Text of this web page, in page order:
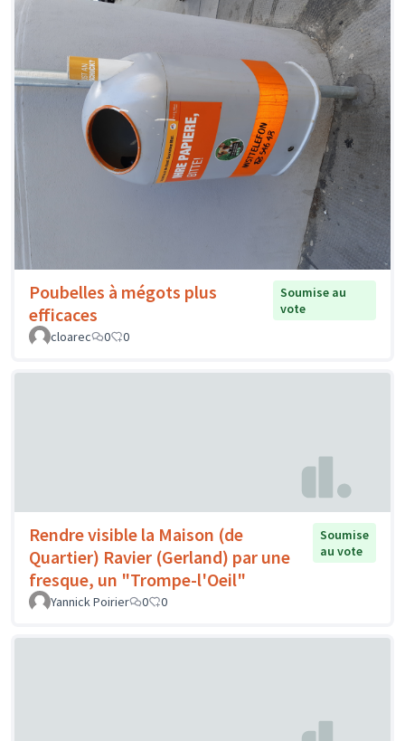
Poubelles à mégots plus
efficaces
Soumise au
vote
cloarec
0 0
Rendre visible la Maison (de
Quartier) Ravier (Gerland) par une
fresque, un "Trompe-l'Oeil"
Soumise
au vote
Yannick Poirier 0 0